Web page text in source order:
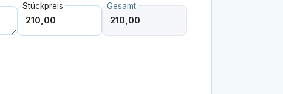
Stückpreis Gesamt